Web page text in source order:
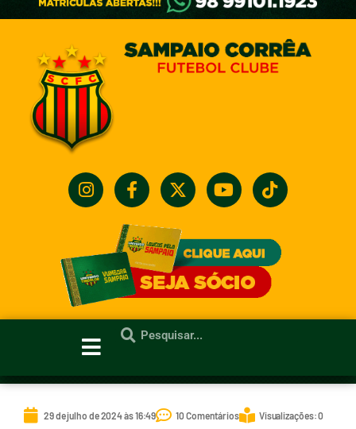
29 de julho de 2024 às 16:49 10 Comentários Visualizações: 0